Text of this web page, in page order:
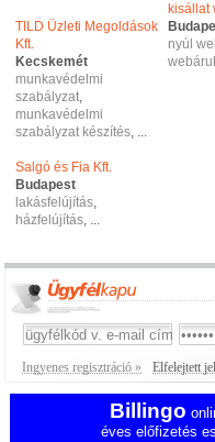
TILD Üzleti Megoldások
Kft.
Kecskemét
munkavédelmi
szabályzat,
munkavédelmi
szabályzat készítés, ...
Salgó és Fia Kft.
Budapest
lakásfelújítás,
házfelújítás, ...
kisállat
nyúl
Ingyenes regisztráció » Elfelejtett
Billingo
éves előfizetés